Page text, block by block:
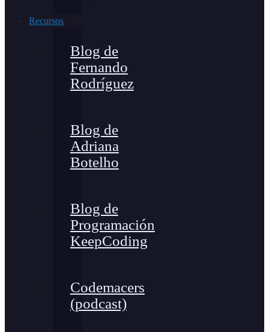
Recursos
Blog de
Fernando
Rodríguez
Blog de
Adriana
Botelho
Blog de
Programación
KeepCoding
Codemacers
(podcast)